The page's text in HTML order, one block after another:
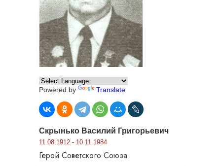
Powered by Translate
Скрынько Василий Григорьевич
11.08.1912 - 10.11.1984
Герой Советского Союза